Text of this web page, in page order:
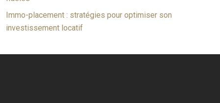
Immo-placement : stratégies pour optimiser son
investissement locatif